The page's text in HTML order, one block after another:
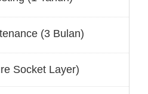
(3 Bulan)
Socket Layer)